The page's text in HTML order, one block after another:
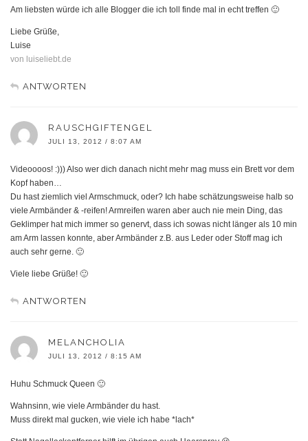
Am liebsten würde ich alle Blogger die ich toll finde mal in echt treffen 🙂
Liebe Grüße,
Luise
von luiseliebt.de
ANTWORTEN
RAUSCHGIFTENGEL
JULI 13, 2012 / 8:07 AM
Videoooos! :))) Also wer dich danach nicht mehr mag muss ein Brett vor dem
Kopf haben…
Du hast ziemlich viel Armschmuck, oder? Ich habe schätzungsweise halb so
viele Armbänder & -reifen! Armreifen waren aber auch nie mein Ding, das
Geklimper hat mich immer so genervt, dass ich sowas nicht länger als 10 min
am Arm lassen konnte, aber Armbänder z.B. aus Leder oder Stoff mag ich
auch sehr gerne. 🙂
Viele liebe Grüße! 🙂
ANTWORTEN
MELANCHOLIA
JULI 13, 2012 / 8:15 AM
Huhu Schmuck Queen 🙂
Wahnsinn, wie viele Armbänder du hast.
Muss direkt mal gucken, wie viele ich habe *lach*